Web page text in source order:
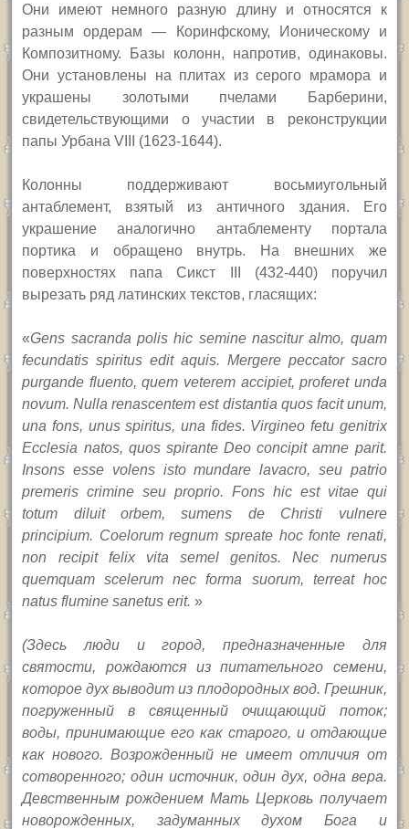
Они имеют немного разную длину и относятся к
разным ордерам — Коринфскому, Ионическому и
Композитному. Базы колонн, напротив, одинаковы.
Они установлены на плитах из серого мрамора и
украшены золотыми пчелами Барберини,
свидетельствующими о участии в реконструкции
папы УрбанаVIII (1623-1644).
Колонны поддерживают восьмиугольный
антаблемент, взятый из античного здания. Его
украшение аналогично антаблементу портала
портика и обращено внутрь. На внешних же
поверхностях папа Сикст
(432-440) поручил
вырезать ряд латинских текстов, гласящих:
«Gens sacranda polis hic semine nascitur almo, quam
fecundatis spiritus edit aquis. Mergere peccator sacro
purgande fluento, quem veterem accipiet, proferet unda
novum. Nulla renascentem est distantia quos facit unum,
una fons, unus spiritus, una fides. Virgineo fetu genitrix
Ecclesia natos, quos spirante Deo concipit amne parit.
Insons esse volens isto mundare lavacro, seu patrio
premeris crimine seu proprio. Fons hic est vitae qui
totum diluit orbem, sumens de Christi vulnere
principium. Coelorum regnum spreate hoc fonte renati,
non recipit felix vita semel genitos. Nec numerus
quemquam scelerum nec forma suorum, terreat hoc
natus flumine sanetus erit. »
(Здесь люди и город, предназначенные для
святости, рождаются из питательного семени,
которое дух выводит из плодородных вод. Грешник,
погруженный в священный очищающий поток;
воды, принимающие его как старого, и отдающие
как нового. Возрожденный не имеет отличия от
сотворенного; один источник, один дух, одна вера.
Девственным рождением Мать Церковь получает
новорожденных, задуманных духом Бога и